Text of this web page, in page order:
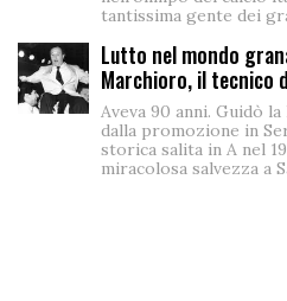
tantissima gente dei
Lutto nel mondo
Marchioro, il tecnico
Aveva 90 anni. Guidò
dalla promozione in
storica salita in A nel
miracolosa salvezza a